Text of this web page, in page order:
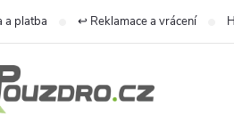
a platba ↩️ Reklamace a vrácení